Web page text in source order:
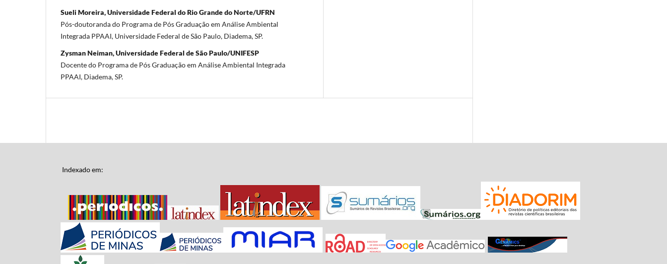
Sueli Moreira, Universidade Federal do Rio Grande do Norte/UFRN
Pós-doutoranda do Programa de Pós Graduação em Análise Ambiental
Integrada PPAAI, Universidade Federal de São Paulo, Diadema, SP.
Zysman Neiman, Universidade Federal de São Paulo/UNIFESP
Docente do Programa de Pós Graduação em Análise Ambiental Integrada
PPAAI, Diadema, SP.
Indexado em: